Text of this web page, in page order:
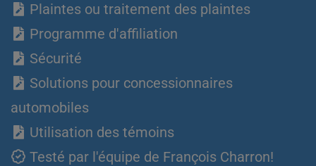
Plaintes ou traitement des plaintes
Programme d'affiliation
Sécurité
Solutions pour concessionnaires
automobiles
Utilisation des témoins
Testé par l'équipe de François Charron!